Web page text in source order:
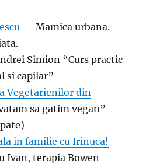
— Mamica urbana.
Simion “Curs practic
si capilar”
Vegetarienilor din
sa gatim vegan”
in familie cu Irinuca!
Ivan, terapia Bowen